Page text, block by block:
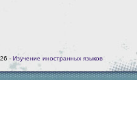
- Изучение иностранных языков